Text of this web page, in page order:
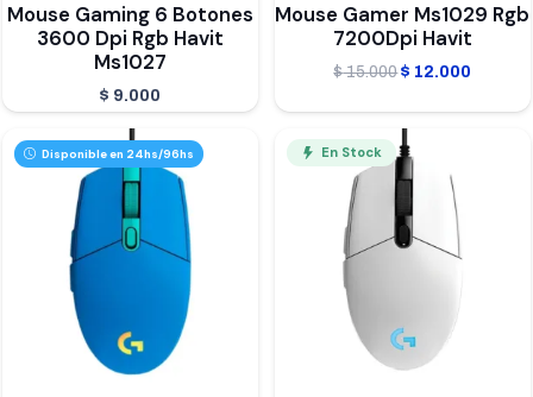
Mouse Gaming 6 Botones
3600 Dpi Rgb Havit
Ms1027
$ 9.000
Mouse Gamer Ms1029 Rgb
7200Dpi Havit
$15.000El
original
era:
$ 15.000.
$ 12.000
Disponible en 24hs/96hs En Stock